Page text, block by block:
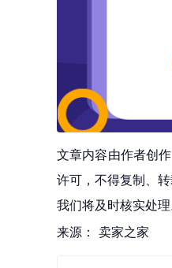
文章内容由作者创
许可，不得复制、
我们将及时核实处
来源： 卖家之家